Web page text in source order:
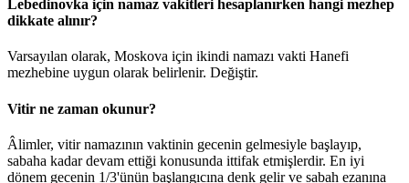
Lebedinovka için namaz vakitleri hesaplanırken hangi mezhep
dikkate alınır?
Varsayılan olarak, Moskova için ikindi namazı vakti Hanefi
mezhebine uygun olarak belirlenir. Değiştir.
Vitir ne zaman okunur?
Âlimler, vitir namazının vaktinin gecenin gelmesiyle başlayıp,
sabaha kadar devam ettiği konusunda ittifak etmişlerdir. En iyi
dönem gecenin 1/3'ünün başlangıcına denk gelir ve sabah ezanına